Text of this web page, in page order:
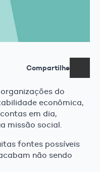
Compartilhe
do
econômica,
em dia,
missão social.
fontes possíveis
não sendo